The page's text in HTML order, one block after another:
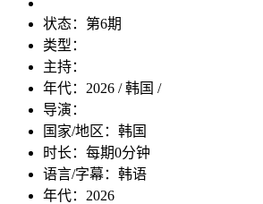
状态： 第6期
类型：
主持：
年代： 2026 / 韩国 /
导演：
国家/地区： 韩国
时长： 每期0分钟
语言/字幕： 韩语
年代： 2026